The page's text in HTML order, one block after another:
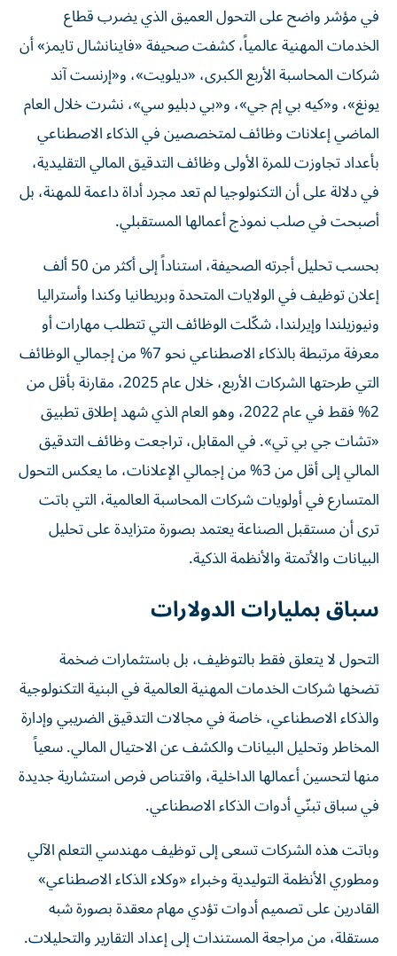
في مؤشر واضح على التحول العميق الذي يضرب قطاع
الخدمات المهنية عالمياً، كشفت صحيفة «فاينانشال تايمز» أن
شركات المحاسبة الأربع الكبرى، «ديلويت»، و«إرنست آند
يونغ»، و«كيه بي إم جي»، و«بي دبليو سي»، نشرت خلال العام
الماضي إعلانات وظائف لمتخصصين في الذكاء الاصطناعي
بأعداد تجاوزت للمرة الأولى وظائف التدقيق المالي التقليدية،
في دلالة على أن التكنولوجيا لم تعد مجرد أداة داعمة للمهنة، بل
أصبحت في صلب نموذج أعمالها المستقبلي.
بحسب تحليل أجرته الصحيفة، استناداً إلى أكثر من 50 ألف
إعلان توظيف في الولايات المتحدة وبريطانيا وكندا وأستراليا
ونيوزيلندا وإيرلندا، شكّلت الوظائف التي تتطلب مهارات أو
معرفة مرتبطة بالذكاء الاصطناعي نحو 7% من إجمالي الوظائف
التي طرحتها الشركات الأربع، خلال عام 2025، مقارنة بأقل من
2% فقط في عام 2022، وهو العام الذي شهد إطلاق تطبيق
«تشات جي بي تي». في المقابل، تراجعت وظائف التدقيق
المالي إلى أقل من 3% من إجمالي الإعلانات، ما يعكس التحول
المتسارع في أولويات شركات المحاسبة العالمية، التي باتت
ترى أن مستقبل الصناعة يعتمد بصورة متزايدة على تحليل
البيانات والأتمتة والأنظمة الذكية.
سباق بمليارات الدولارات
التحول لا يتعلق فقط بالتوظيف، بل باستثمارات ضخمة
تضخها شركات الخدمات المهنية العالمية في البنية التكنولوجية
والذكاء الاصطناعي، خاصة في مجالات التدقيق الضريبي وإدارة
المخاطر وتحليل البيانات والكشف عن الاحتيال المالي. سعياً
منها لتحسين أعمالها الداخلية، واقتناص فرص استشارية جديدة
في سباق تبنّي أدوات الذكاء الاصطناعي.
وباتت هذه الشركات تسعى إلى توظيف مهندسي التعلم الآلي
ومطوري الأنظمة التوليدية وخبراء «وكلاء الذكاء الاصطناعي»
القادرين على تصميم أدوات تؤدي مهام معقدة بصورة شبه
مستقلة، من مراجعة المستندات إلى إعداد التقارير والتحليلات.